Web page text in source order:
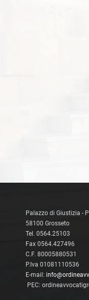
Palazzo di Giustizia -
58100 Grosseto
Tel. 0564.25103
Fax 0564.427496
C.F. 80005880531
P.Iva 01081110536
E-mail:
PEC: